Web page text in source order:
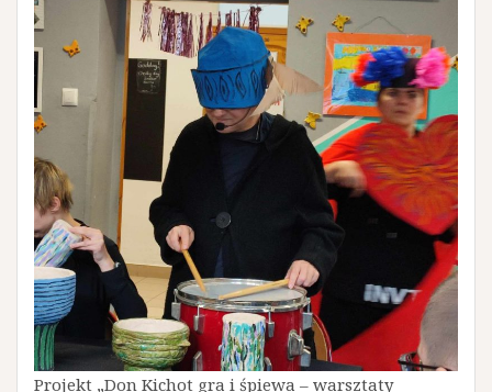
Projekt „Don Kichot gra i śpiewa – warsztaty